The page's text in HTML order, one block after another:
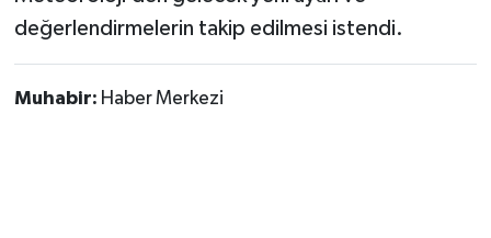
değerlendirmelerin takip edilmesi istendi.
Muhabir: Haber Merkezi